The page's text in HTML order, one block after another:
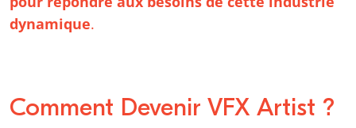
dynamique.
Comment Devenir VFX Artist ?